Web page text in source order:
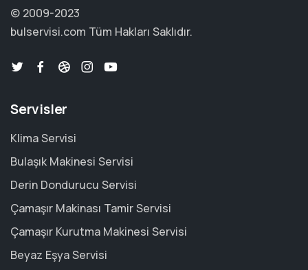
© 2009-2023
bulservisi.com Tüm Hakları Saklıdır.
Servisler
Klima Servisi
Bulaşık Makinesi Servisi
Derin Dondurucu Servisi
Çamaşır Makinası Tamir Servisi
Çamaşır Kurutma Makinesi Servisi
Beyaz Eşya Servisi